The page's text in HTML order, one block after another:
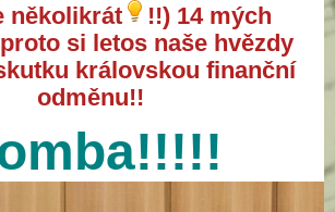
několikrát
!!) 14 mých
si letos naše hvězdy
královskou finanční
odměnu!!